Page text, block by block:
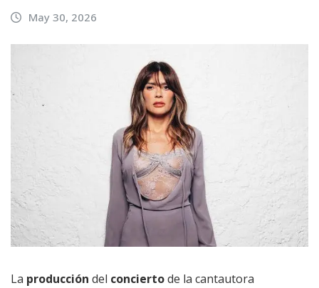
May 30, 2026
La producción del conciertode la cantautora